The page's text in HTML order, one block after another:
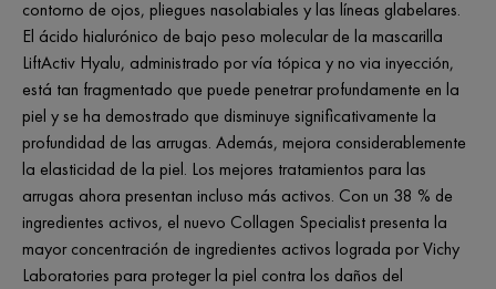
contorno de ojos, pliegues nasolabiales y las líneas glabelares.
El ácido hialurónico de bajo peso molecular de la mascarilla
LiftActiv Hyalu, administrado por vía tópica y no via inyección,
está tan fragmentado que puede penetrar profundamente en la
piel y se ha demostrado que disminuye significativamente la
profundidad de las arrugas. Además, mejora considerablemente
la elasticidad de la piel. Los mejores tratamientos para las
arrugas ahora presentan incluso más activos. Con un 38 % de
ingredientes activos, el nuevo Collagen Specialist presenta la
mayor concentración de ingredientes activos lograda por Vichy
Laboratories para proteger la piel contra los daños del